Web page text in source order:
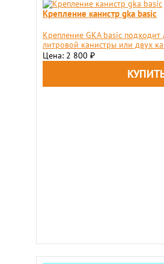
Крепление канистр gka basic
Крепление GKA basic
литровой канистры или двух
Цена: 2 800 ₽